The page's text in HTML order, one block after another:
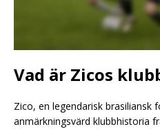
Vad är Zicos
Zico, en legendarisk brasiliansk
anmärkningsvärd klubbhistoria